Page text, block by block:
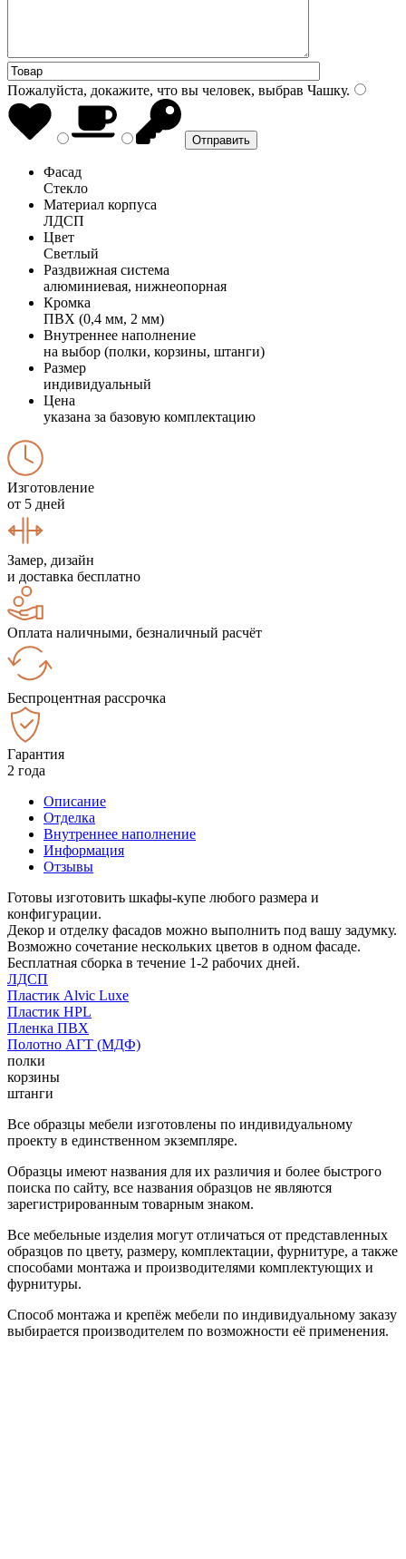
Пожалуйста, докажите, что вы человек, выбрав Чашку.
Фасад
Стекло
Материал корпуса
ЛДСП
Цвет
Светлый
Раздвижная система
алюминиевая, нижнеопорная
Кромка
ПВХ (0,4 мм, 2 мм)
Внутреннее наполнение
на выбор (полки, корзины, штанги)
Размер
индивидуальный
Цена
указана за базовую комплектацию
Изготовление
от 5 дней
Замер, дизайн
и доставка бесплатно
Оплата наличными, безналичный расчёт
Беспроцентная рассрочка
Гарантия
2 года
Описание
Отделка
Внутреннее наполнение
Информация
Отзывы
Готовы изготовить шкафы-купе любого размера и
конфигурации.
Декор и отделку фасадов можно выполнить под вашу задумку.
Возможно сочетание нескольких цветов в одном фасаде.
Бесплатная сборка в течение 1-2 рабочих дней.
ЛДСП
Пластик Alvic Luxe
Пластик HPL
Пленка ПВХ
Полотно АГТ (МДФ)
полки
корзины
штанги
Все образцы мебели изготовлены по индивидуальному
проекту в единственном экземпляре.
Образцы имеют названия для их различия и более быстрого
поиска по сайту, все названия образцов не являются
зарегистрированным товарным знаком.
Все мебельные изделия могут отличаться от представленных
образцов по цвету, размеру, комплектации, фурнитуре, а также
способами монтажа и производителями комплектующих и
фурнитуры.
Способ монтажа и крепёж мебели по индивидуальному заказу
выбирается производителем по возможности её применения.